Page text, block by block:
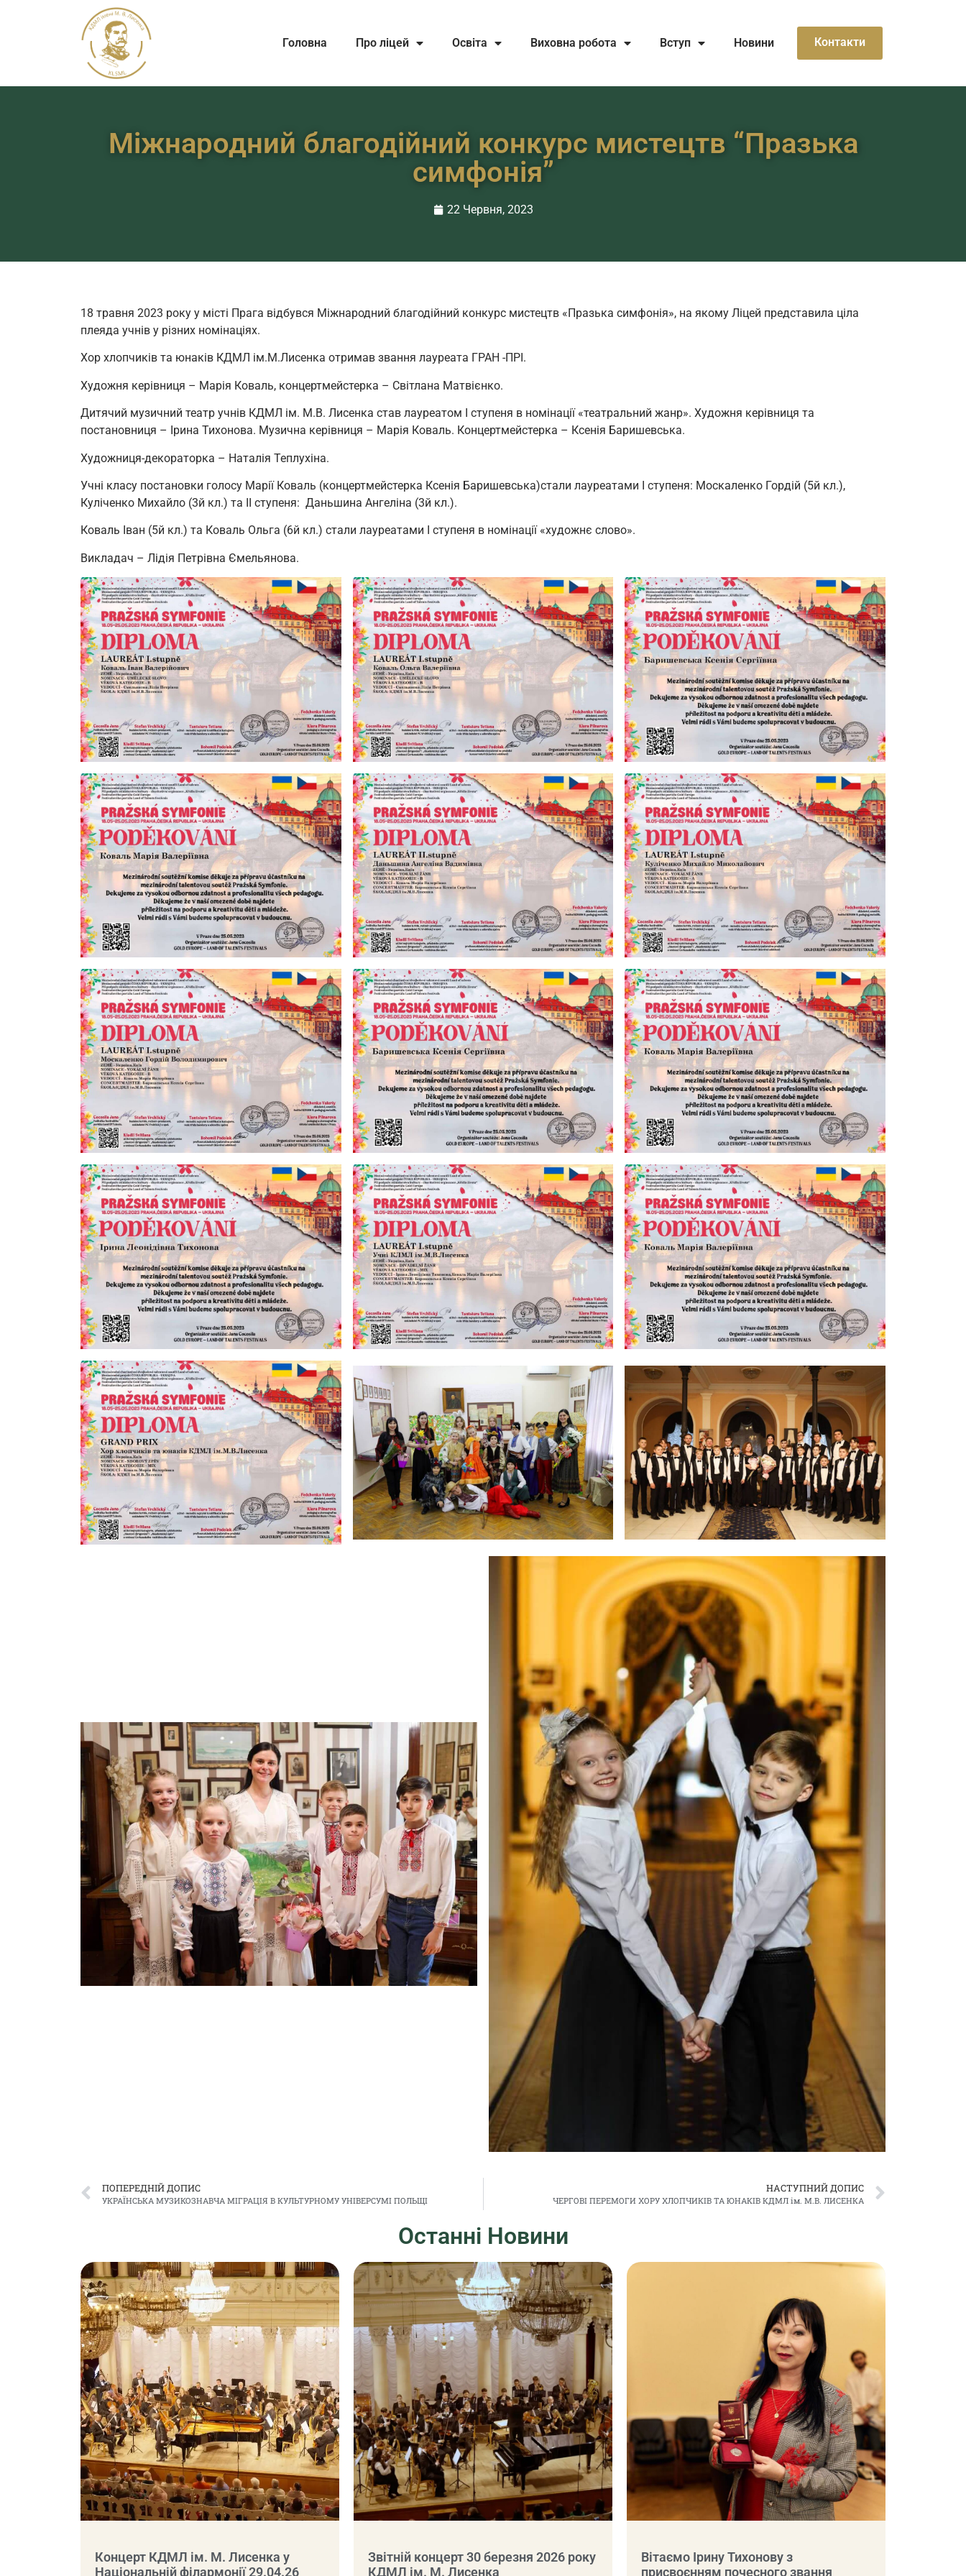
Головна Про ліцей Освіта Виховна робота Вступ Новини Контакти
Міжнародний благодійний конкурс мистецтв “Празька
симфонія”
22 Червня, 2023
18 травня 2023 року у місті Прага відбувся Міжнародний благодійний конкурс мистецтв «Празька симфонія», на якому Ліцей представила ціла
плеяда учнів у різних номінаціях.
Хор хлопчиків та юнаків КДМЛ ім.М.Лисенка отримав звання лауреата ГРАН -ПРІ.
Художня керівниця – Марія Коваль, концертмейстерка – Світлана Матвієнко.
Дитячий музичний театр учнів КДМЛ ім. М.В. Лисенка став лауреатом І ступеня в номінації «театральний жанр». Художня керівниця та
постановниця – Ірина Тихонова. Музична керівниця – Марія Коваль. Концертмейстерка – Ксенія Баришевська.
Художниця-декораторка – Наталія Теплухіна.
Учні класу постановки голосу Марії Коваль (концертмейстерка Ксенія Баришевська)стали лауреатами І ступеня: Москаленко Гордій (5й кл.),
Куліченко Михайло (3й кл.) та ІІ ступеня: Даньшина Ангеліна (3й кл.).
Коваль Іван (5й кл.) та Коваль Ольга (6й кл.) стали лауреатами І ступеня в номінації «художнє слово».
Викладач – Лідія Петрівна Ємельянова.
ПОПЕРЕДНІЙ ДОПИС
УКРАЇНСЬКА МУЗИКОЗНАВЧА МІГРАЦІЯ В КУЛЬТУРНОМУ УНІВЕРСУМІ ПОЛЬЩІ
НАСТУПНИЙ ДОПИС
ЧЕРГОВІ ПЕРЕМОГИ ХОРУ ХЛОПЧИКІВ ТА ЮНАКІВ КДМЛ ім. М.В. ЛИСЕНКА
Останні Новини
Концерт КДМЛ ім. М. Лисенка у
Національній філармонії 29.04.26
Звітній концерт 30 березня 2026 року
КДМЛ ім. М. Лисенка
Вітаємо Ірину Тихонову з
присвоєнням почесного звання